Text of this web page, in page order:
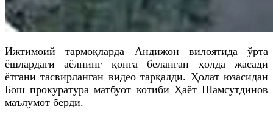
Ижтимоий тармоқларда Андижон вилоятида ўрта
ёшлардаги аёлнинг қонга беланган ҳолда жасади
ётгани тасвирланган видео тарқалди. Ҳолат юзасидан
Бош прокуратура матбуот котиби Ҳаёт Шамсутдинов
маълумот берди.